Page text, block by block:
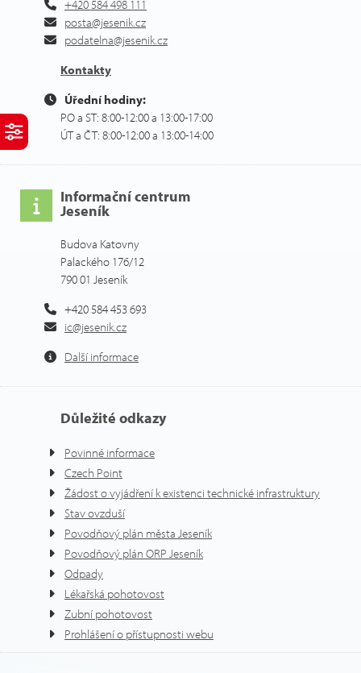
+420 584 498 111
posta@jesenik.cz
podatelna@jesenik.cz
Kontakty
Úřední hodiny:
PO a ST: 8:00-12:00 a 13:00-17:00
ÚT a ČT: 8:00-12:00 a 13:00-14:00
Informační centrum
Jeseník
Budova Katovny
Palackého 176/12
790 01 Jeseník
+420 584 453 693
ic@jesenik.cz
Další informace
Důležité odkazy
Povinné informace
Czech Point
Žádost o vyjádření k existenci technické infrastruktury
Stav ovzduší
Povodňový plán města Jeseník
Povodňový plán ORP Jeseník
Odpady
Lékařská pohotovost
Zubní pohotovost
Prohlášení o přístupnosti webu